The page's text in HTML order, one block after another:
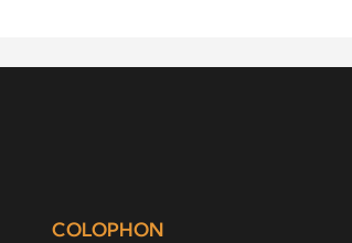
COLOPHON